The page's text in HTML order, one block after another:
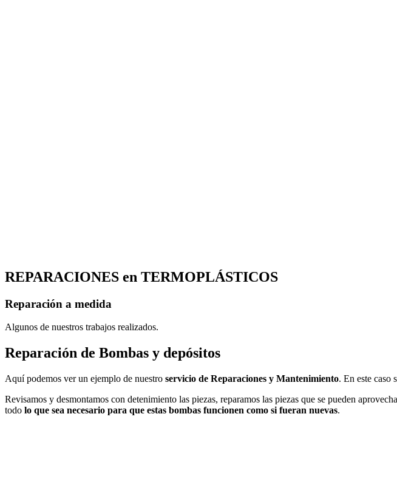
REPARACIONES en TERMOPLÁSTICOS
Reparación a medida
Algunos de nuestros trabajos realizados.
Reparación de Bombas y depósitos
Aquí podemos ver un ejemplo de nuestro servicio de Reparaciones y Mantenimiento. En este caso
Revisamos y desmontamos con detenimiento las piezas, reparamos las piezas que se pueden
todo lo que sea necesario para que estas bombas funcionen como si fueran nuevas.